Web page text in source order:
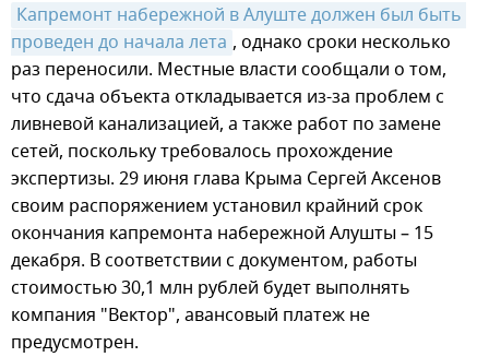
Капремонт набережной в Алуште должен был быть
проведен до начала лета , однако сроки несколько
раз переносили. Местные власти сообщали о том,
что сдача объекта откладывается из-за проблем с
ливневой канализацией, а также работ по замене
сетей, поскольку требовалось прохождение
экспертизы. 29 июня глава Крыма Сергей Аксенов
своим распоряжением установил крайний срок
окончания капремонта набережной Алушты – 15
декабря. В соответствии с документом, работы
стоимостью 30,1 млн рублей будет выполнять
компания "Вектор", авансовый платеж не
предусмотрен.